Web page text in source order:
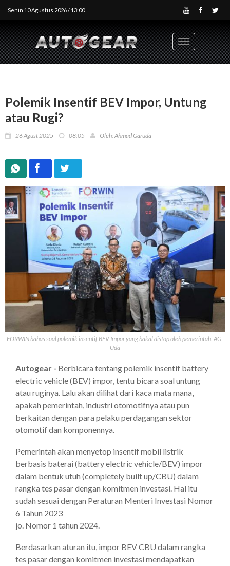
Senin 10 Agustus 2026 / 13:00
Toggle
navigation
Polemik Insentif BEV Impor, Untung
atau Rugi?
26 Agust 2025 08:05 Oleh: Ahmad Garuda
FORWIN bahas soal polemik insentif BEV Impor yang bakal distop oleh pemerintah. AG-
Uda
Autogear - Berbicara tentang polemik insentif battery
electric vehicle (BEV) impor, tentu bicara soal untung
atau ruginya. Lalu akan dilihat dari kaca mata mana,
apakah pemerintah, industri otomotifnya atau pun
berkaitan dengan para pelaku perdagangan sektor
otomotif dan komponennya.
Pemerintah akan menyetop insentif mobil listrik
berbasis baterai (battery electric vehicle/BEV) impor
dalam bentuk utuh (completely built up/CBU) dalam
rangka tes pasar dengan komitmen investasi. Hal itu
sudah sesuai dengan Peraturan Menteri Investasi Nomor
6 Tahun 2023
jo. Nomor 1 tahun 2024.
Berdasarkan aturan itu, impor BEV CBU dalam rangka
tes pasar dengan komitmen investasi mendapatkan